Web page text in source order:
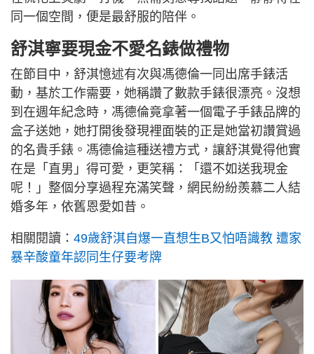
同一個空間，便是最舒服的陪伴。
舒淇寧要現金不愛名錶做禮物
在節目中，舒淇憶述有次與馮德倫一同出席手錶活
動，基於工作需要，她稱讚了數款手錶很漂亮。沒想
到在週年紀念時，馮德倫竟拿著一個電子手錶品牌的
盒子送她，她打開後發現裡面裝的正是她當初讚賞過
的名貴手錶。馮德倫這種送禮方式，讓舒淇覺得他實
在是「直男」得可愛，更笑稱：「還不如送我現金
呢！」整個分享過程充滿笑聲，網民紛紛羨慕二人結
婚多年，依舊恩愛如昔。
相關閱讀： 49歲舒淇自爆一直想生B又怕唔識教 遭家
暴辛酸童年認同生仔要考牌